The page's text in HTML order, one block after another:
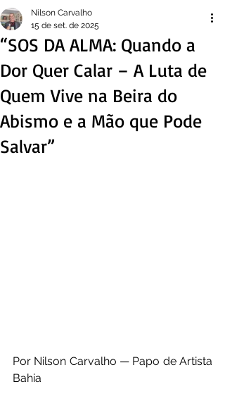
“SOS DA ALMA: Quando a
Dor Quer Calar – A Luta de
Quem Vive na Beira do
Abismo e a Mão que Pode
Salvar”
Nilson Carvalho
15 de set. de 2025
Por Nilson Carvalho — Papo de Artista
Bahia